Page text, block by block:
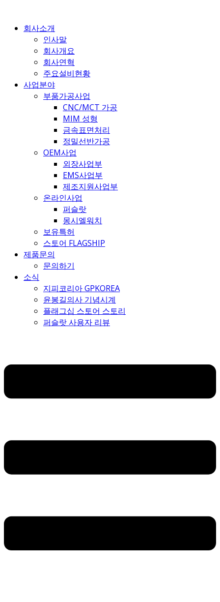
회사소개
인사말
회사개요
회사연혁
주요설비현황
사업분야
부품가공사업
CNC/MCT 가공
MIM 성형
금속표면처리
정밀선반가공
OEM사업
외장사업부
EMS사업부
제조지원사업부
온라인사업
퍼슬랏
몽시엘워치
보유특허
스토어 FLAGSHIP
제품문의
문의하기
소식
지피코리아 GPKOREA
윤봉길의사 기념시계
플래그십 스토어 스토리
퍼슬랏 사용자 리뷰